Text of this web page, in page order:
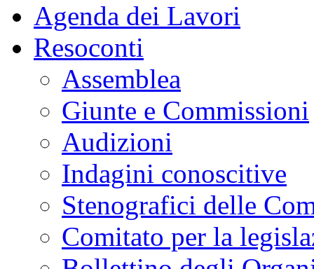
Agenda dei Lavori
Resoconti
Assemblea
Giunte e Commissioni
Audizioni
Indagini conoscitive
Stenografici delle
Comitato per la